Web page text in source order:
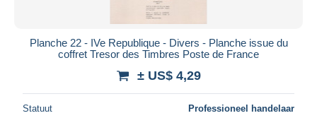
Planche 22 - IVe Republique - Divers - Planche issue du
coffret Tresor des Timbres Poste de France
± US$ 4,29
Statuut Professioneel handelaar